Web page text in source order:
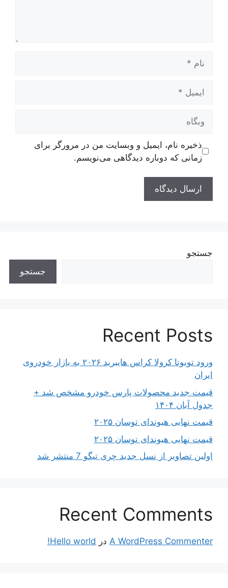
وبگاه
ذخیره نام، ایمیل و وبسایت من در مرورگر برای
زمانی که دوباره دیدگاهی می‌نویسم.
جستجو
جستجو
Recent Posts
ورود تویوتا کرولا کراس هایبرید ۲۰۲۶ به بازار خودروی
ایران
قیمت جدید محصولات پارس خودرو مشخص شد +
جدول آبان ۱۴۰۴
قیمت نهایی هیوندای توسان ۲۰۲۵
قیمت نهایی هیوندای توسان ۲۰۲۵
اولین تصاویر از نسل جدید چری تیگو 7 منتشر شد
Recent Comments
A WordPress Commenter در Hello world!